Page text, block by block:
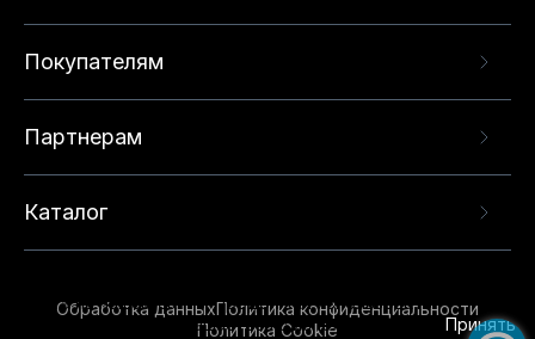
Покупателям
Партнерам
Каталог
Обработка данныхПолитика конфиденциальности
Политика Cookie
опыта на нашем сайте. Продолжая использовать
данный сайт, вы соглашаетесь с использованием
Принять